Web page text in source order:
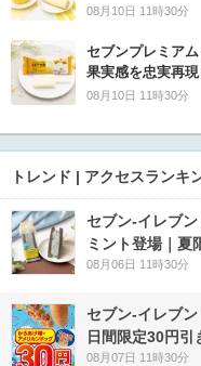
08月10日 11時30分
セブンプレミア
果実感を忠実再
08月10日 11時30分
トレンド | アクセスランキ
セブン‐イレブ
ミント登場｜夏
08月06日 11時30分
セブン‐イレブ
日間限定30円引
08月07日 11時30分